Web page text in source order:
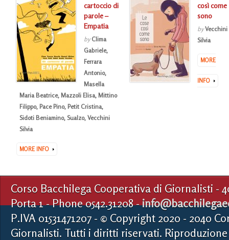
cartoccio di
parole –
Empatia
byClima
Gabriele,
Ferrara
Antonio,
Masella
Maria Beatrice, Mazzoli Elisa, Mittino
Filippo, Pace Pino, Petit Cristina,
Sidoti Beniamino, Sualzo, Vecchini
Silvia
MORE INFO
così come
sono
byVecchini
Silvia
MORE
INFO
Corso Bacchilega Cooperativa di Giornalisti -
Porta 1 - Phone 0542.31208 -
P.IVA 01531471207 - © Copyright 2020 - 2040
Giornalisti. Tutti i diritti riservati.